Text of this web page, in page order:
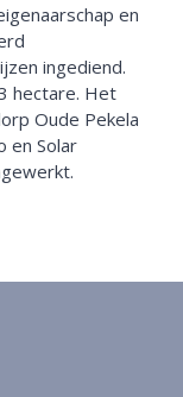
en
ingediend.
hectare. Het
Oude Pekela
en Solar